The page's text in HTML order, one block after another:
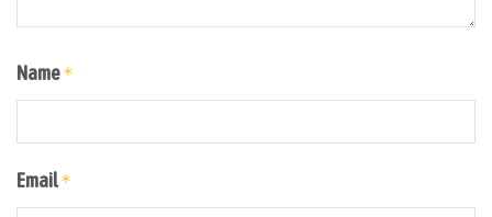
Name*
Email*